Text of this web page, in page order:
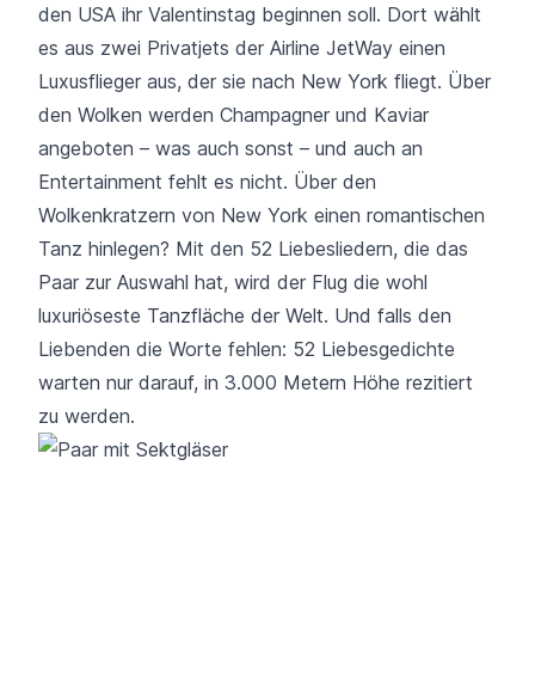
den USA ihr Valentinstag beginnen soll. Dort wählt
es aus zwei Privatjets der Airline JetWay einen
Luxusflieger aus, der sie nach New York fliegt. Über
den Wolken werden Champagner und Kaviar
angeboten – was auch sonst – und auch an
Entertainment fehlt es nicht. Über den
Wolkenkratzern von New York einen romantischen
Tanz hinlegen? Mit den 52 Liebesliedern, die das
Paar zur Auswahl hat, wird der Flug die wohl
luxuriöseste Tanzfläche der Welt. Und falls den
Liebenden die Worte fehlen: 52 Liebesgedichte
warten nur darauf, in 3.000 Metern Höhe rezitiert
zu werden.